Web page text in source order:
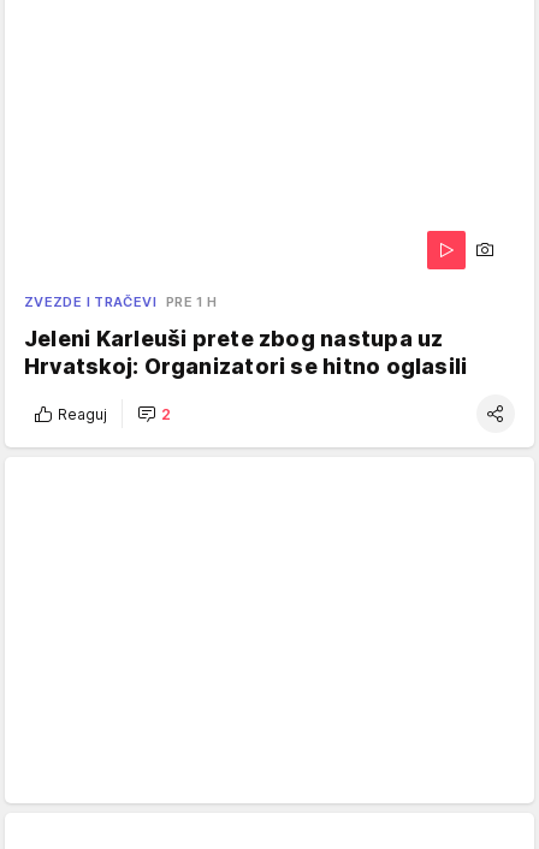
ZVEZDE I TRAČEVI PRE 1 H
Jeleni Karleuši prete zbog nastupa uz
Hrvatskoj: Organizatori se hitno oglasili
Reaguj 2